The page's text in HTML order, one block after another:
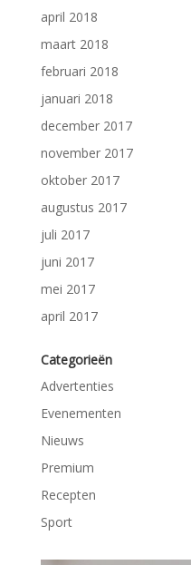
april 2018
maart 2018
februari 2018
januari 2018
december 2017
november 2017
oktober 2017
augustus 2017
juli 2017
juni 2017
mei 2017
april 2017
Categorieën
Advertenties
Evenementen
Nieuws
Premium
Recepten
Sport